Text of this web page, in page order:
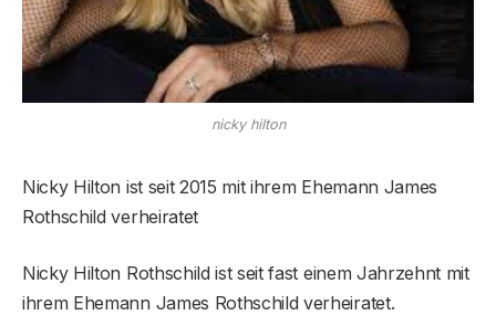
nicky hilton
Nicky Hilton ist seit 2015 mit ihrem Ehemann James
Rothschild verheiratet
Nicky Hilton Rothschild ist seit fast einem Jahrzehnt mit
ihrem Ehemann James Rothschild verheiratet.